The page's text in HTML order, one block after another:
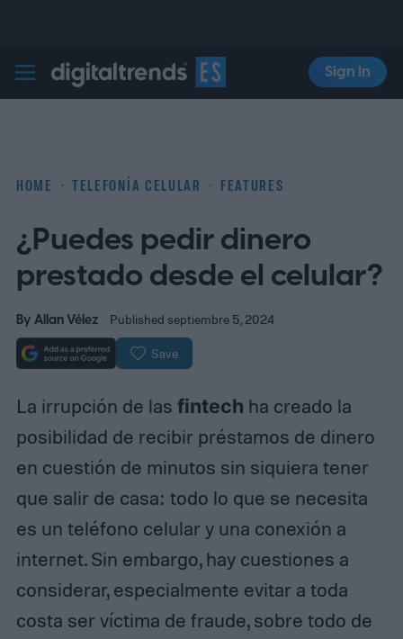
Digital Trends Español
Sign In
HOME TELEFONÍA CELULAR FEATURES
¿Puedes pedir dinero
prestado desde el celular?
ByAllan Vélez Published septiembre 5, 2024
Save
La irrupción de las fintech ha creado la
posibilidad de recibir préstamos de dinero
en cuestión de minutos sin siquiera tener
que salir de casa: todo lo que se necesita
es un teléfono celular y una conexión a
internet. Sin embargo, hay cuestiones a
considerar, especialmente evitar a toda
costa ser víctima de fraude, sobre todo de